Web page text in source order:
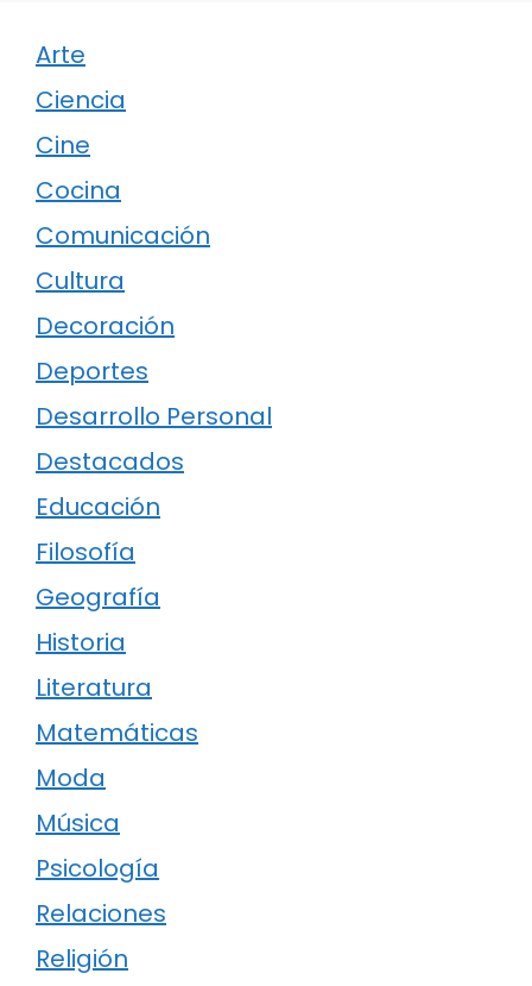
Arte
Ciencia
Cine
Cocina
Comunicación
Cultura
Decoración
Deportes
Desarrollo Personal
Destacados
Educación
Filosofía
Geografía
Historia
Literatura
Matemáticas
Moda
Música
Psicología
Relaciones
Religión